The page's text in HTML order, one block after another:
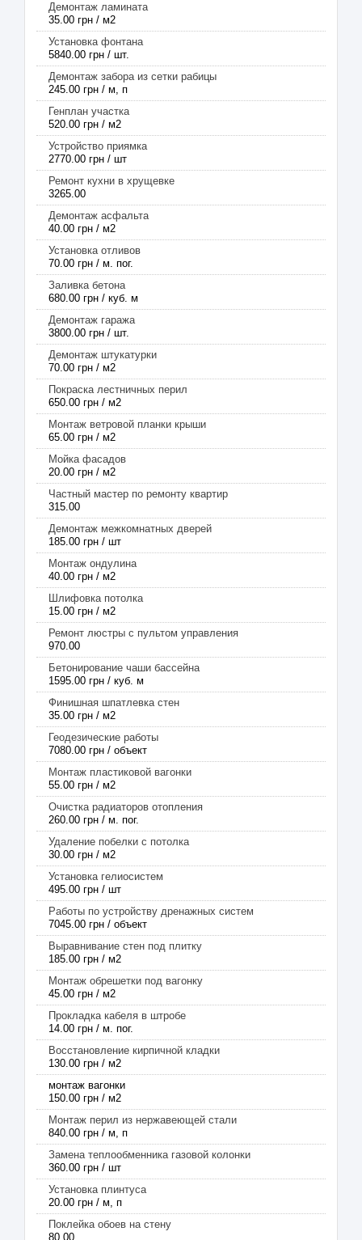
Демонтаж ламината
35.00 грн / м2
Установка фонтана
5840.00 грн / шт.
Демонтаж забора из сетки рабицы
245.00 грн / м, п
Генплан участка
520.00 грн / м2
Устройство приямка
2770.00 грн / шт
Ремонт кухни в хрущевке
3265.00
Демонтаж асфальта
40.00 грн / м2
Установка отливов
70.00 грн / м. пог.
Заливка бетона
680.00 грн / куб. м
Демонтаж гаража
3800.00 грн / шт.
Демонтаж штукатурки
70.00 грн / м2
Покраска лестничных перил
650.00 грн / м2
Монтаж ветровой планки крыши
65.00 грн / м2
Мойка фасадов
20.00 грн / м2
Частный мастер по ремонту квартир
315.00
Демонтаж межкомнатных дверей
185.00 грн / шт
Монтаж ондулина
40.00 грн / м2
Шлифовка потолка
15.00 грн / м2
Ремонт люстры с пультом управления
970.00
Бетонирование чаши бассейна
1595.00 грн / куб. м
Финишная шпатлевка стен
35.00 грн / м2
Геодезические работы
7080.00 грн / объект
Монтаж пластиковой вагонки
55.00 грн / м2
Очистка радиаторов отопления
260.00 грн / м. пог.
Удаление побелки с потолка
30.00 грн / м2
Установка гелиосистем
495.00 грн / шт
Работы по устройству дренажных систем
7045.00 грн / объект
Выравнивание стен под плитку
185.00 грн / м2
Монтаж обрешетки под вагонку
45.00 грн / м2
Прокладка кабеля в штробе
14.00 грн / м. пог.
Восстановление кирпичной кладки
130.00 грн / м2
монтаж вагонки
150.00 грн / м2
Монтаж перил из нержавеющей стали
840.00 грн / м, п
Замена теплообменника газовой колонки
360.00 грн / шт
Установка плинтуса
20.00 грн / м, п
Поклейка обоев на стену
80.00